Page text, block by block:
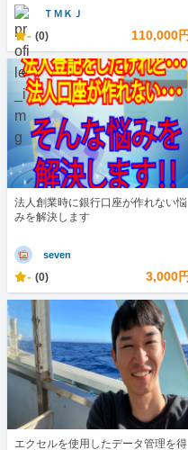
ＴＭＫＪ
- (0) 110,000円
法人創業時に銀行口座が作れない悩
みを解決します
seven
- (0) 3,000円
エクセルを使用したデータ管理を得